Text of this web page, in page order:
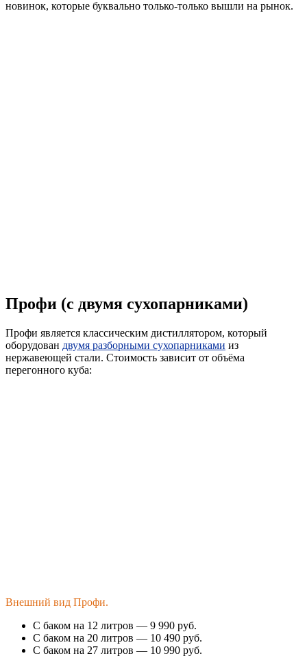
новинок, которые буквально только-только вышли на рынок.
Профи (с двумя сухопарниками)
Профи является классическим дистиллятором, который
оборудован двумя разборными сухопарниками из
нержавеющей стали. Стоимость зависит от объёма
перегонного куба:
Внешний вид Профи.
С баком на 12 литров — 9 990 руб.
С баком на 20 литров — 10 490 руб.
С баком на 27 литров — 10 990 руб.